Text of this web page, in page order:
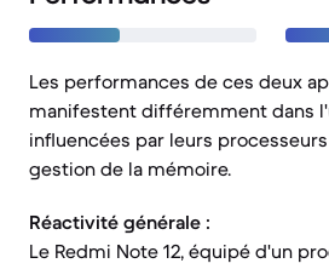
Les performances de ces deux
manifestent différemment dans
influencées par leurs
gestion de la mémoire.
Réactivité générale :
Le Redmi Note 12, équipé d'un